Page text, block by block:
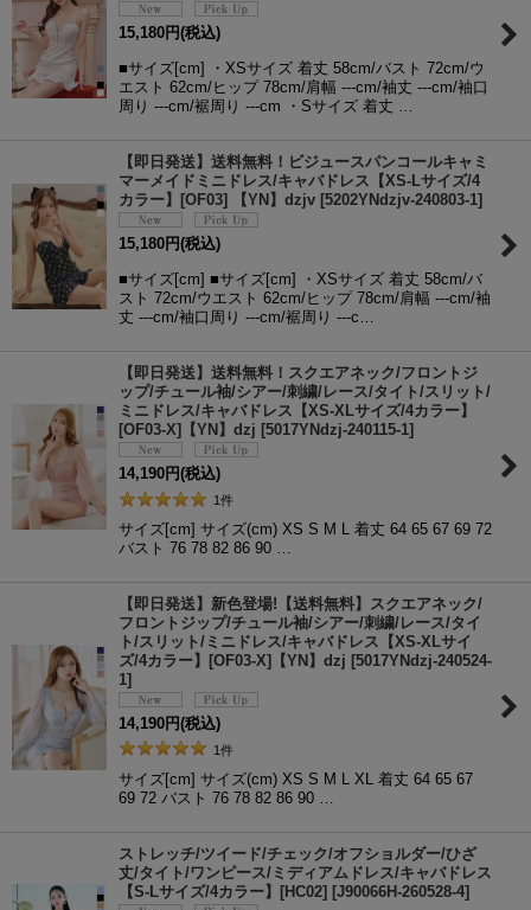
15,180 円(税込)
■サイズ[cm] ・XSサイズ 着丈 58cm/バスト 72cm/ウ
エスト 62cm/ヒップ 78cm/肩幅 ---cm/袖丈 ---cm/袖口
周り ---cm/裾周り ---cm ・Sサイズ 着丈 …
【即日発送】送料無料！ビジュースパンコールキャミ
マーメイドミニドレス/キャバドレス【XS-Lサイズ/4
カラー】[OF03] 【YN】dzjv [5202YNdzjv-240803-1]
15,180 円(税込)
■サイズ[cm] ■サイズ[cm] ・XSサイズ 着丈 58cm/バ
スト 72cm/ウエスト 62cm/ヒップ 78cm/肩幅 ---cm/袖
丈 ---cm/袖口周り ---cm/裾周り ---c…
【即日発送】送料無料！スクエアネック/フロントジ
ップ/チュール袖/シアー/刺繍/レース/タイト/スリット/
ミニドレス/キャバドレス【XS-XLサイズ/4カラー】
[OF03-X]【YN】dzj [5017YNdzj-240115-1]
14,190 円(税込)
1件
サイズ[cm] サイズ(cm) XS S M L 着丈 64 65 67 69 72
バスト 76 78 82 86 90 …
【即日発送】新色登場!【送料無料】スクエアネック/
フロントジップ/チュール袖/シアー/刺繍/レース/タイ
ト/スリット/ミニドレス/キャバドレス【XS-XLサイ
ズ/4カラー】[OF03-X]【YN】dzj [5017YNdzj-240524-
1]
14,190 円(税込)
1件
サイズ[cm] サイズ(cm) XS S M L XL 着丈 64 65 67
69 72 バスト 76 78 82 86 90 …
ストレッチ/ツイード/チェック/オフショルダー/ひざ
丈/タイト/ワンピース/ミディアムドレス/キャバドレス
【S-Lサイズ/4カラー】[HC02] [J90066H-260528-4]